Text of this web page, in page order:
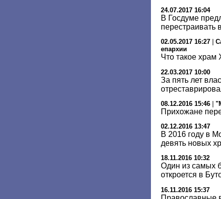
24.07.2017 16:04
В Госдуме
перестраивать
02.05.2017 16:27
епархии
Что такое храм
22.03.2017 10:00
За пять лет
08.12.2016 15:46
Прихожане
02.12.2016 13:47
В 2016 году в
девять новых
18.11.2016 10:32
Один из самых
откроется в
16.11.2016 15:37